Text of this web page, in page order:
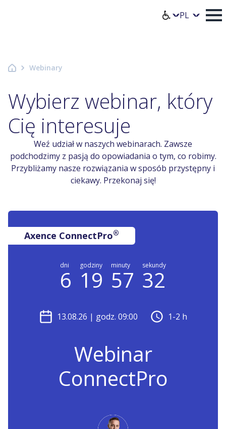
Wybierz
Webinary
Wybierz webinar, który
Cię interesuje
Weź udział w naszych webinarach. Zawsze
podchodzimy z pasją do opowiadania o tym, co robimy.
Przybliżamy nasze rozwiązania w sposób przystępny i
ciekawy. Przekonaj się!
Axence ConnectPro®
dni
6
godziny
19
minuty
57
sekundy
32
13.08.26 | godz. 09:00 1-2 h
Webinar
ConnectPro